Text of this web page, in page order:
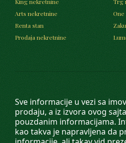
Sve informacije u vezi sa
prodaju, a iz izvora ovog
pouzdanim informacijama.
kao takva je napravljena da
Arts nekretnine
Renta stan
Prodaja nekretnine